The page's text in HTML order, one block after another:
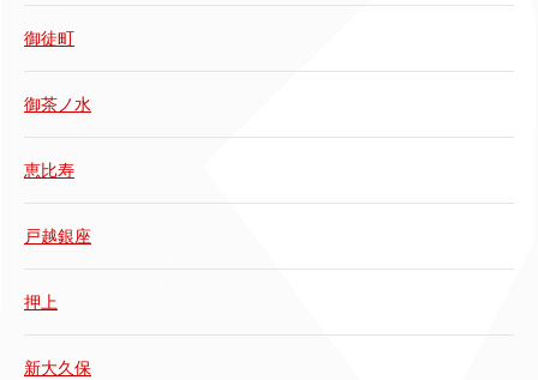
御徒町
御茶ノ水
恵比寿
戸越銀座
押上
新大久保